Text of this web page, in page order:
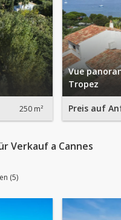
250 m²
Vue
Tropez
Preis auf
Verkauf a Cannes
(5)